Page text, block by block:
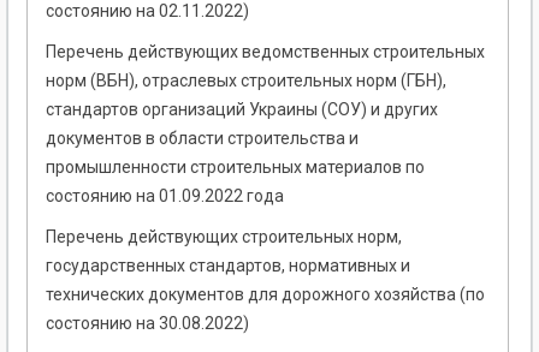
состоянию на 02.11.2022)
Перечень действующих ведомственных строительных
норм (ВБН), отраслевых строительных норм (ГБН),
стандартов организаций Украины (СОУ) и других
документов в области строительства и
промышленности строительных материалов по
состоянию на 01.09.2022 года
Перечень действующих строительных норм,
государственных стандартов, нормативных и
технических документов для дорожного хозяйства (по
состоянию на 30.08.2022)